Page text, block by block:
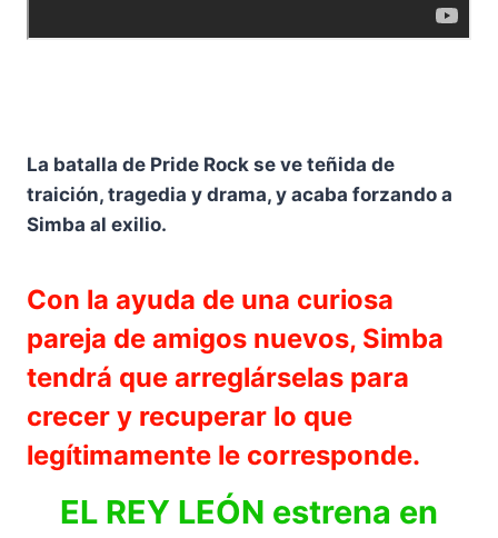
La batalla de Pride Rock se ve teñida de
traición, tragedia y drama, y acaba forzando a
Simba al exilio.
Con la ayuda de una curiosa
pareja de amigos nuevos, Simba
tendrá que arreglárselas para
crecer y recuperar lo que
legítimamente le corresponde.
EL REY LEÓN estrena en